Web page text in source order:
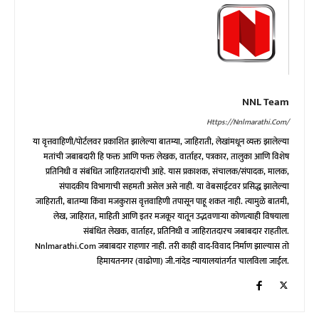
NNL Team
Https://nnlmarathi.com/
या वृत्तवाहिणी/पोर्टलवर प्रकाशित झालेल्या बातम्या, जाहिराती, लेखांमधून व्यक्त झालेल्या
मतांची जबाबदारी हि फक्त आणि फक्त लेखक, वार्ताहर, पत्रकार, तालुका आणि विशेष
प्रतिनिधी व संबंधित जाहिरातदारांची आहे. यास प्रकाशक, संचालक/संपादक, मालक,
संपादकीय विभागाची सहमती असेल असे नाही. या वेबसाईटवर प्रसिद्ध झालेल्या
जाहिराती, बातम्या किंवा मजकुरास वृत्तवाहिणी तपासून पाहू शकत नाही. त्यामुळे बातमी,
लेख, जाहिरात, माहिती आणि इतर मजकूर यातून उद्भवणाऱ्या कोणत्याही विषयाला
संबंधित लेखक, वार्ताहर, प्रतिनिधी व जाहिरातदारच जबाबदार राहतील.
Nnlmarathi.com जबाबदार राहणार नाही. तरी काही वाद-विवाद निर्माण झाल्यास तो
हिमायतनगर (वाढोणा) जी.नांदेड न्यायालयांतर्गत चालविला जाईल.